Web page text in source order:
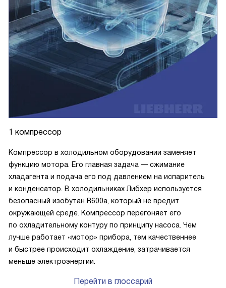
1 компрессор
Компрессор в холодильном оборудовании заменяет
функцию мотора. Его главная задача — сжимание
хладагента и подача его под давлением на испаритель
и конденсатор. В холодильниках Либхер используется
безопасный изобутан R600a, который не вредит
окружающей среде. Компрессор перегоняет его
по охладительному контуру по принципу насоса. Чем
лучше работает «мотор» прибора, тем качественнее
и быстрее происходит охлаждение, затрачивается
меньше электроэнергии.
Перейти в глоссарий